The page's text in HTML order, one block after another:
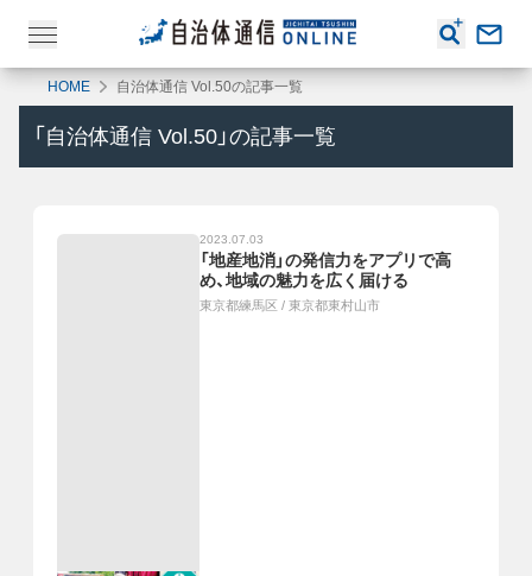
HOME 自治体通信 Vol.50の記事一覧
「 自治体通信 Vol.50 」の記事一覧
2023.07.03
「地産地消」の発信力をアプリで高
め、地域の魅力を広く届ける
東京都練馬区 / 東京都東村山市